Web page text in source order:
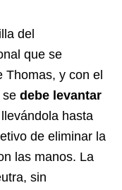
del
que se
y con el
se debe levantar
llevándola hasta
de eliminar la
las manos. La
sin